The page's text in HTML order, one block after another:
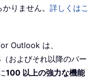
りません。 詳しくはこ
Outlook は、
およびそれ以降のバー
100 以上の強力な機能